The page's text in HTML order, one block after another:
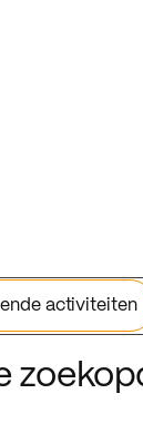
activiteiten